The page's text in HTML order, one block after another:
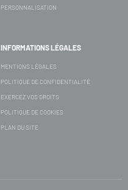
PERSONNALISATION
INFORMATIONS LÉGALES
MENTIONS LÉGALES
POLITIQUE DE CONFIDENTIALITÉ
EXERCEZ VOS DROITS
POLITIQUE DE COOKIES
PLAN DU SITE